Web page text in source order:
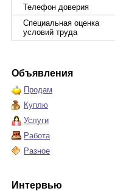
Телефон доверия
Специальная оценка
условий труда
Объявления
Продам
Куплю
Услуги
Работа
Разное
Интервью